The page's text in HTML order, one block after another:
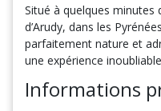
Situé à quelques
d’Arudy, dans les
parfaitement nature et
une expérience
Informations